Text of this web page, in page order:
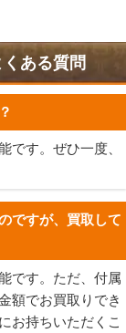
ある質問
です。ぜひ一度、
ですが、買取して
です。ただ、付属
額でお買取りでき
お持ちいただくこ